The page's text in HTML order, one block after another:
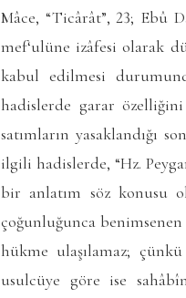
Mâce, “Ticârât”, 23; Ebû
mef‘ulüne izâfesi olarak
kabul edilmesi
hadislerde garar
satımların yasaklandığı
ilgili hadislerde, “Hz.
bir anlatım söz konusu
çoğunluğunca
hükme ulaşılamaz;
usulcüye göre ise